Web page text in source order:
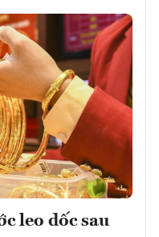
leo dốc sau